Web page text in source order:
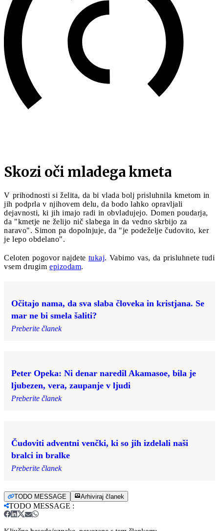
Skozi oči mladega kmeta
V prihodnosti si želita, da bi vlada bolj prisluhnila kmetom in
jih podprla v njihovem delu, da bodo lahko opravljali
dejavnosti, ki jih imajo radi in obvladujejo. Domen poudarja,
da "kmetje ne želijo nič slabega in da vedno skrbijo za
naravo". Simon pa dopolnjuje, da "je podeželje čudovito, ker
je lepo obdelano".
Celoten pogovor najdete tukaj. Vabimo vas, da prisluhnete tudi
vsem drugim epizodam.
Očitajo nama, da sva slaba človeka in kristjana. Se
mar ne bi smela šaliti?
Preberite članek
Peter Opeka: Ni denar naredil Akamasoe, bila je
ljubezen, vera, zaupanje v ljudi
Preberite članek
Čudoviti adventni venčki, ki so jih izdelali naši
bralci in bralke
Preberite članek
TODO MESSAGE Arhiviraj članek
TODO MESSAGE :